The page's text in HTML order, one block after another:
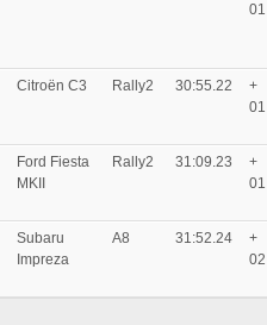
Citroën C3 Rally2 30:55.22
+
Ford Fiesta
MKII
Rally2 31:09.23
+
Subaru
Impreza
A8 31:52.24
+